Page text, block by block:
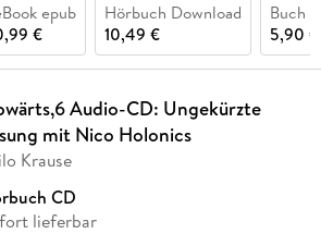
epub
€
Hörbuch Download
10,49 €
Buch
5,90 €
Audio-CD: Ungekürzte
mit Nico Holonics
Krause
CD
lieferbar